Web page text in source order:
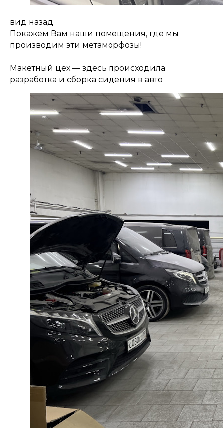
вид назад
Покажем Вам наши помещения, где мы
производим эти метаморфозы!
Макетный цех — здесь происходила
разработка и сборка сидения в авто